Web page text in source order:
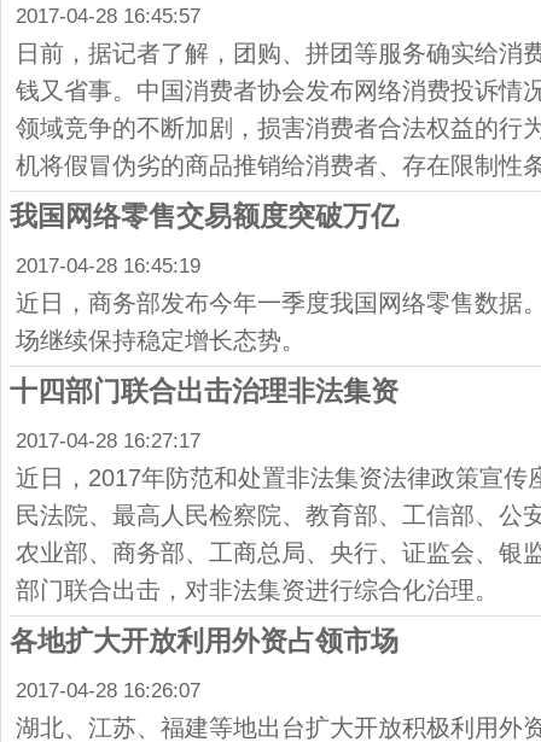
2017-04-28 16:45:57
日前，据记者了解，团购、拼团等服务确实给消
钱又省事。中国消费者协会发布网络消费投诉情
领域竞争的不断加剧，损害消费者合法权益的行
机将假冒伪劣的商品推销给消费者、存在限制性
我国网络零售交易额度突破万亿
2017-04-28 16:45:19
近日，商务部发布今年一季度我国网络零售数据
场继续保持稳定增长态势。
十四部门联合出击治理非法集资
2017-04-28 16:27:17
近日，2017年防范和处置非法集资法律政策宣传
民法院、最高人民检察院、教育部、工信部、公
农业部、商务部、工商总局、央行、证监会、银
部门联合出击，对非法集资进行综合化治理。
各地扩大开放利用外资占领市场
2017-04-28 16:26:07
湖北、江苏、福建等地出台扩大开放积极利用外